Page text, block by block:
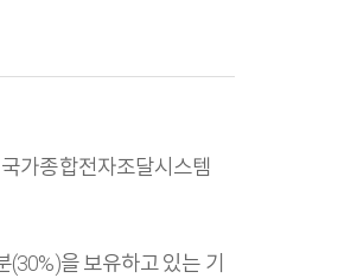
가종합전자조달시스템
을 보유하고 있는 기